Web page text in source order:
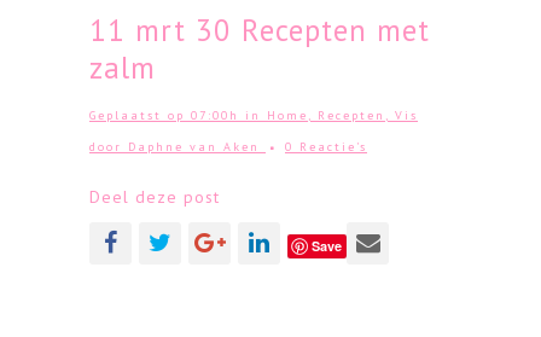
11 mrt 30 Recepten met
zalm
Geplaatst op 07:00h in Home , Recepten , Vis
door Daphne van Aken 0 Reactie's
Deel deze post
Save